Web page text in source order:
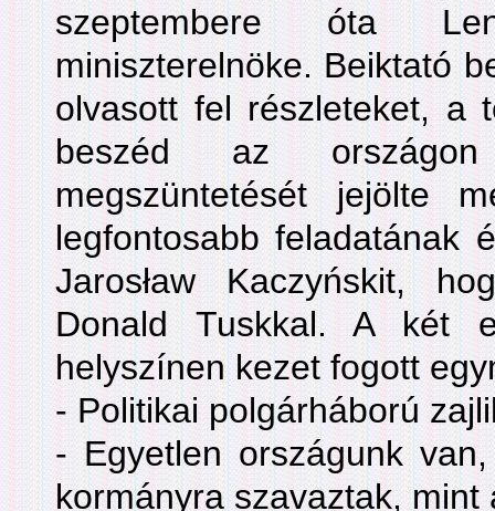
szeptembere óta
miniszterelnöke. Beiktató
olvasott fel részleteket, a
beszéd az országon
megszüntetését jejölte
legfontosabb feladatának
Jarosław Kaczyńskit,
Donald Tuskkal. A két
helyszínen kezet fogott
- Politikai polgárháború
- Egyetlen országunk
kormányra szavaztak, mint